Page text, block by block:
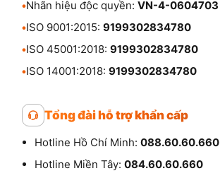
•Nhãn hiệu độc quyền: VN-4-0604703
•ISO 9001:2015: 9199302834780
•ISO 45001:2018: 9199302834780
•ISO 14001:2018: 9199302834780
Tổng đài hỗ trợ khẩn cấp
Hotline Hồ Chí Minh: 088.60.60.660
Hotline Miền Tây: 084.60.60.660